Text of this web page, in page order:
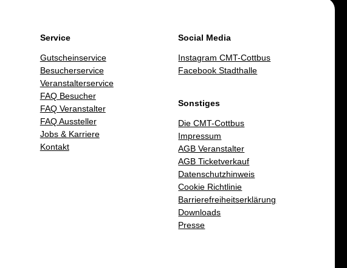
Service
Gutscheinservice
Besucherservice
Veranstalterservice
FAQ Besucher
FAQ Veranstalter
FAQ Aussteller
Jobs & Karriere
Kontakt
Social Media
Instagram CMT-Cottbus
Facebook Stadthalle
Sonstiges
Die CMT-Cottbus
Impressum
AGB Veranstalter
AGB Ticketverkauf
Datenschutzhinweis
Cookie Richtlinie
Barrierefreiheitserklärung
Downloads
Presse